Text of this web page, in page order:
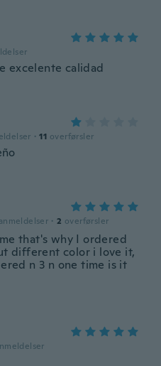
excelente calidad
· 11 overførsler
anmeldelser · 2 overførsler
that's why I ordered
different color i love it,
n 3 n one time is it